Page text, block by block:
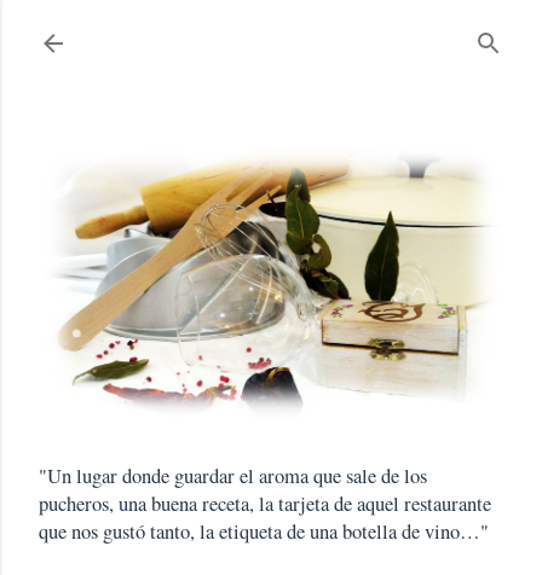
"Un lugar donde guardar el aroma que sale de los
pucheros, una buena receta, la tarjeta de aquel restaurante
que nos gustó tanto, la etiqueta de una botella de vino…"